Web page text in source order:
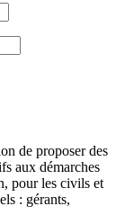
de proposer des
aux démarches
pour les civils et
: gérants,